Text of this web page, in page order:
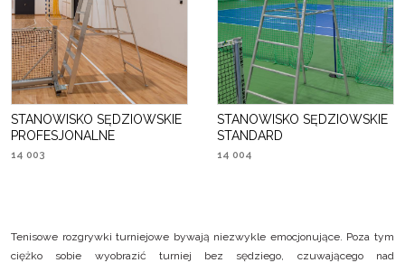
STANOWISKO SĘDZIOWSKIE
PROFESJONALNE
14 003
STANOWISKO SĘDZIOWSKIE
STANDARD
14 004
Tenisowe rozgrywki turniejowe bywają niezwykle emocjonujące. Poza tym
ciężko sobie wyobrazić turniej bez sędziego, czuwającego nad